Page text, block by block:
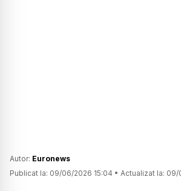
Autor: Euronews
Publicat la: 09/06/2026 15:04 • Actualizat la: 09/